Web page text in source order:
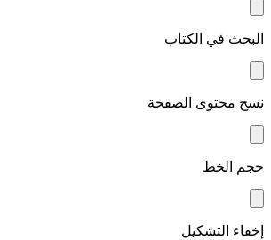
البحث في الكتاب
نسخ محتوى الصفحة
حجم الخط
إخفاء التشكيل